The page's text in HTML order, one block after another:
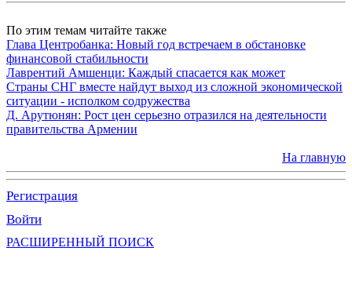
По этим темам читайте также
Глава Центробанка: Новый год встречаем в обстановке
финансовой стабильности
Лаврентий Амшенци: Каждый спасается как может
Страны СНГ вместе найдут выход из сложной экономической
ситуации - исполком содружества
Д. Арутюнян: Рост цен серьезно отразился на деятельности
правительства Армении
На главную
Регистрация
Войти
РАСШИРЕННЫЙ ПОИСК